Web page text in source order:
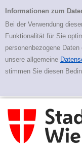
Erweiterte
Informationen zum
Bei der Verwendung
Funktionalität für Sie
personenbezogene
unsere allgemeine
stimmen Sie diesen